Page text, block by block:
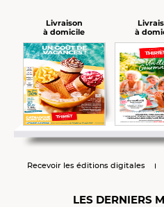
Livraison
à domicile à
Recevoir les éditions digitales
LES DERNIERS